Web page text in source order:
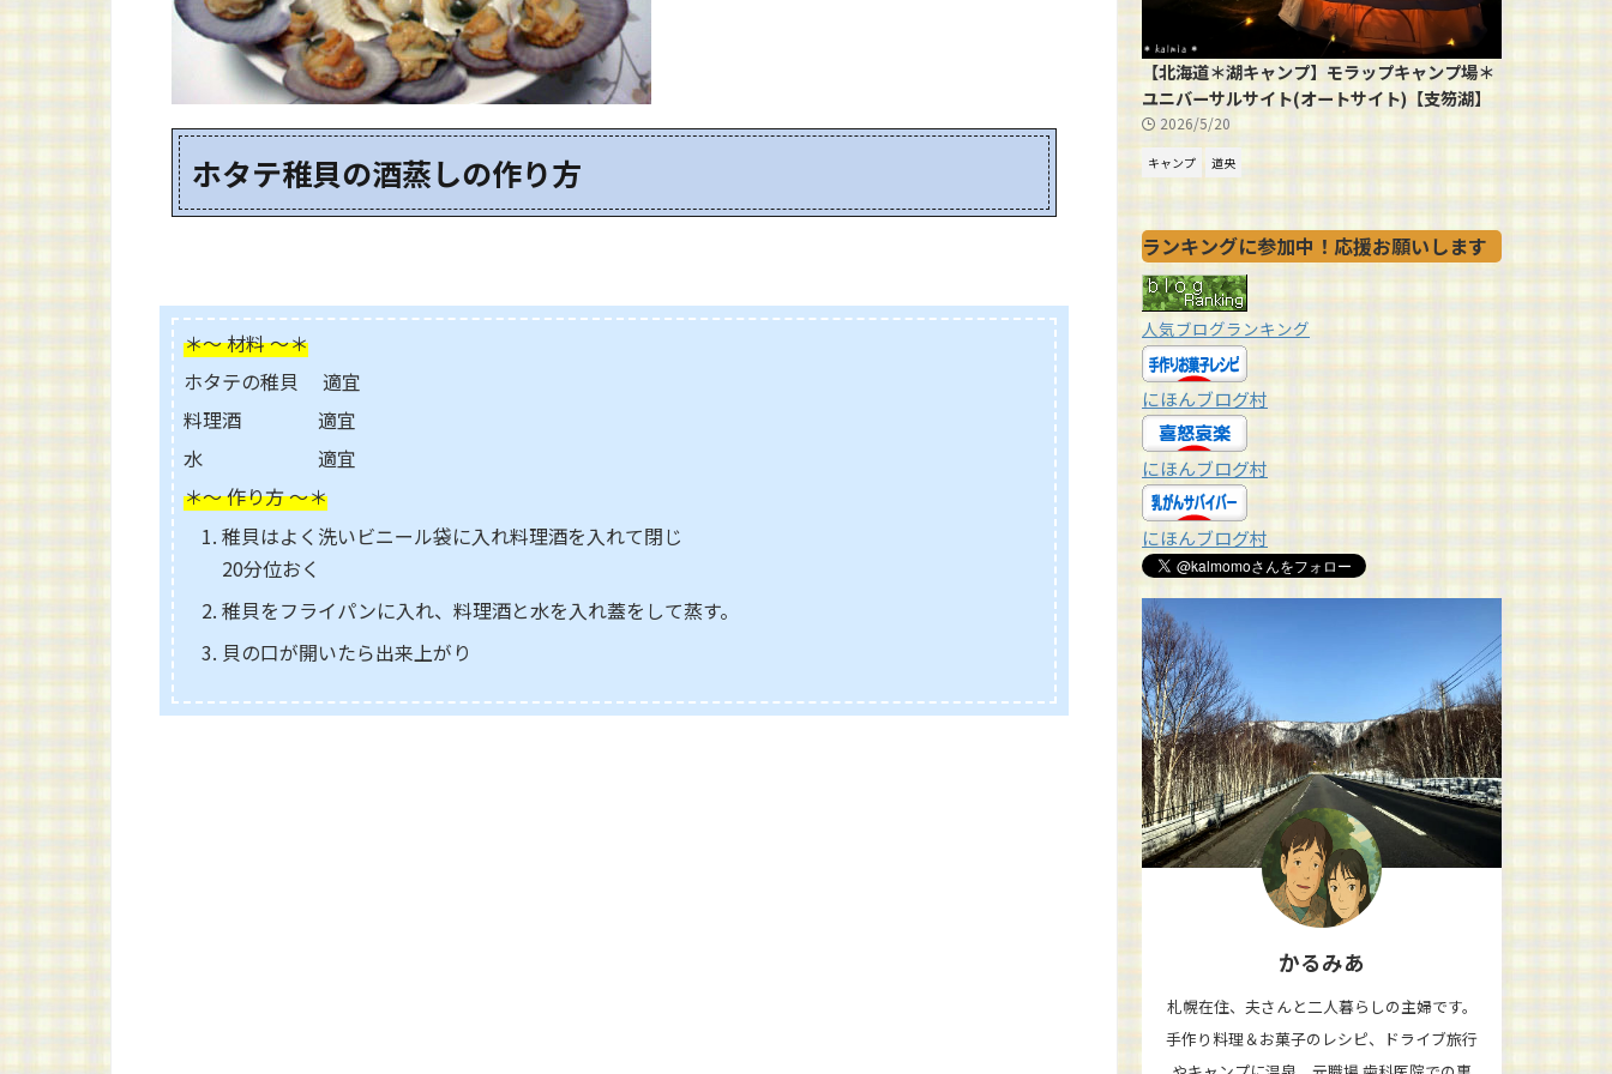
ホタテ稚貝の酒蒸しの作り方
＊～ 材料 ～＊
ホタテの稚貝 適宜
料理酒 適宜
水 適宜
＊～ 作り方 ～＊
稚貝はよく洗いビニール袋に入れ料理酒を入れて閉じ
20分位おく
稚貝をフライパンに入れ、料理酒と水を入れ蓋をして蒸す。
貝の口が開いたら出来上がり
【北海道＊湖キャンプ】モラップキャンプ場＊
ユニバーサルサイト(オートサイト)【支笏湖】
2026/5/20
キャンプ 道央
ランキングに参加中！応援お願いします
人気ブログランキング
にほんブログ村
にほんブログ村
にほんブログ村
かるみあ
札幌在住、夫さんと二人暮らしの主婦です。
手作り料理＆お菓子のレシピ、ドライブ旅行